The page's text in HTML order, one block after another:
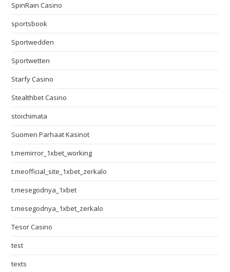
SpinRain Casino
sportsbook
Sportwedden
Sportwetten
Starfy Casino
Stealthbet Casino
stoichimata
Suomen Parhaat Kasinot
t.memirror_1xbet_working
t.meofficial_site_1xbet_zerkalo
t.mesegodnya_1xbet
t.mesegodnya_1xbet_zerkalo
Tesor Casino
test
texts